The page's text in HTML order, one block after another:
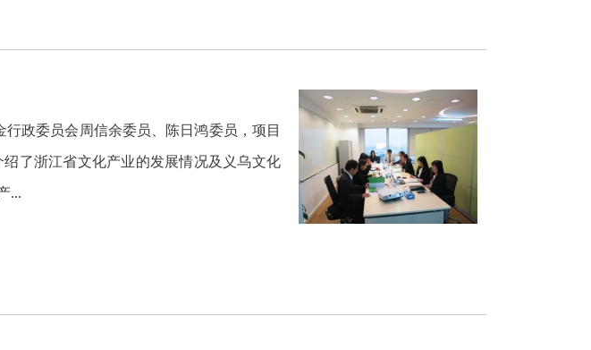
政委员会周信余委员、陈日鸿委员，项目
了浙江省文化产业的发展情况及义乌文化
...